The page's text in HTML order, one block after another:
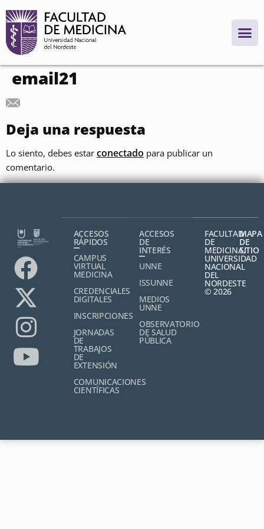
contenido
email21
Deja una respuesta
Lo siento, debes estar conectado para publicar un
comentario.
ACCESOS
RÁPIDOS
CAMPUS
VIRTUAL
MEDICINA
CREDENCIALES
DIGITALES
INSCRIPCIONES
JORNADAS
DE
TRABAJOS
DE
EXTENSIÓN
COMUNICACIONES
CIENTÍFICAS
ACCESOS
DE
INTERÉS
UNNE
ISSUNNE
MEDIOS
UNNE
OBSERVATORIO
DE SALUD
PÚBLICA
FACULTAD
DE
MEDICINA,
UNIVERSIDAD
NACIONAL
DEL
NORDESTE
© 2026
MAPA
DE
SITIO